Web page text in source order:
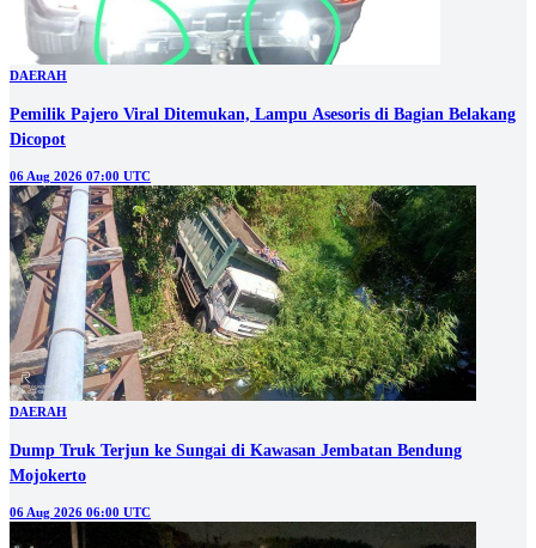
DAERAH
Pemilik Pajero Viral Ditemukan, Lampu Asesoris di Bagian Belakang
Dicopot
06 Aug 2026 07:00 UTC
DAERAH
Dump Truk Terjun ke Sungai di Kawasan Jembatan Bendung
Mojokerto
06 Aug 2026 06:00 UTC